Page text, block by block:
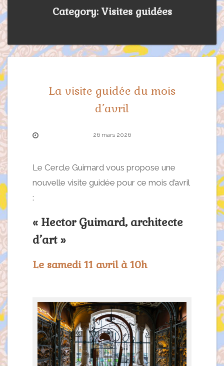
Category: Visites guidées
La visite guidée du mois
d’avril
26 mars 2026
Le Cercle Guimard vous propose une
nouvelle visite guidée pour ce mois d’avril
:
« Hector Guimard, architecte
d’art »
Le samedi 11 avril à 10h